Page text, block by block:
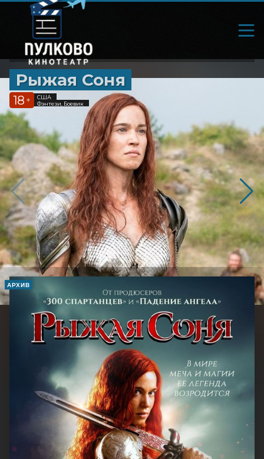
Рыжая Соня
18 +
США
Фэнтези, Боевик
АРХИВ